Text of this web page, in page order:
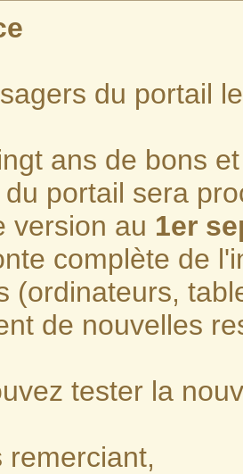
du portail
ans de bons
portail sera
version au 1er
complète de
(ordinateurs,
de nouvelles
tester la
remerciant,